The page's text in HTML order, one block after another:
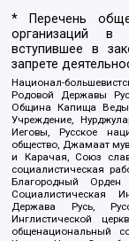
* Перечень
организаций в
вступившее в
запрете
Национал-
Родовой Державы
Община Капища Веды
Учреждение,
Иеговы, Русское
общество, Джамаат
и Карачая, Союз
социалистическая
Благородный
Социалистическая
Держава Русь,
Инглистической
общенациональный